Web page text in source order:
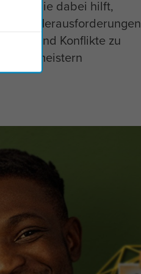
die dabei hilft,
Herausforderungen
und Konflikte zu
meistern